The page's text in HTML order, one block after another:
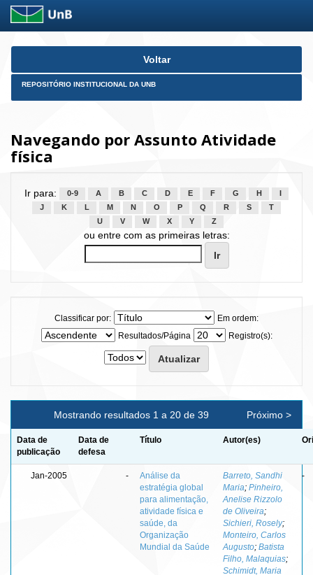
Skip
Voltar
REPOSITÓRIO INSTITUCIONAL DA UNB
Navegando por Assunto Atividade
física
Ir para: 0-9 A B C D E F G H
J
K L M N O P Q R S
T
U
V W X Y Z
ou entre com as primeiras letras:
Classificar por:
Em ordem:
Resultados/Página
Registro(s):
Mostrando resultados 1 a 20 de 39 Próximo >
Data de
publicação
Data de
defesa
Título Autor(es)
Jan-2005 -
Análise da
estratégia global
para alimentação,
atividade física e
saúde, da
Organização
Mundial da Saúde
Barreto, Sandhi
Maria; Pinheiro,
Anelise Rizzolo
de Oliveira;
Sichieri, Rosely;
Monteiro, Carlos
Augusto; Batista
Filho, Malaquias;
Schimidt, Maria
-